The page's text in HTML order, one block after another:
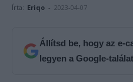
Írta: Eriqo - 2023-04-07
Állítsd be, hogy az e-
legyen a Google-